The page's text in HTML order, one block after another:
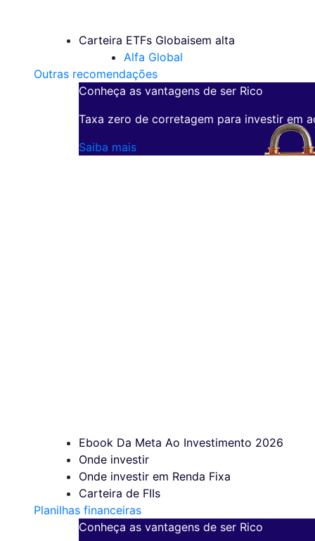
Carteira ETFs Globaisem alta
Alfa Global
Outras recomendações
Conheça as vantagens de ser Rico
Taxa zero de corretagem para investir em
Saiba mais
Ebook Da Meta Ao Investimento 2026
Onde investir
Onde investir em Renda Fixa
Carteira de FIIs
Planilhas financeiras
Conheça as vantagens de ser Rico